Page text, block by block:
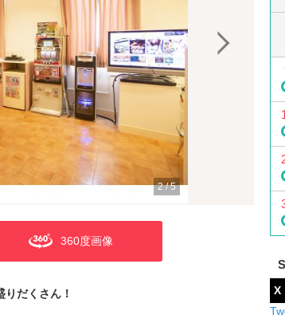
2/5
360度画像
だくさん！
X